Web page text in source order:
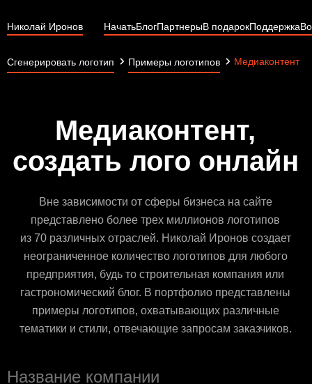
Николай Иронов НачатьБлогПартнерыВ подарокПоддержка
Сгенерировать логотип Примеры логотипов Медиаконтент
Медиаконтент,
создать лого онлайн
Вне зависимости от сферы бизнеса на сайте
представлено более трех миллионов логотипов
из 70 различных отраслей. Николай Иронов создает
неограниченное количество логотипов для любого
предприятия, будь то строительная компания или
гастрономический блог. В портфолио представлены
примеры логотипов, охватывающих различные
тематики и стили, отвечающие запросам заказчиков.